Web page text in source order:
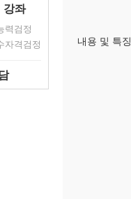
강좌
력검정
자격검정
내용 및 특징